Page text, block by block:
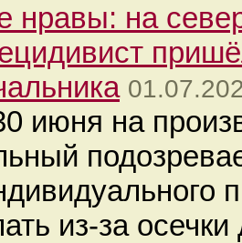
нравы: на
июня на
из-за